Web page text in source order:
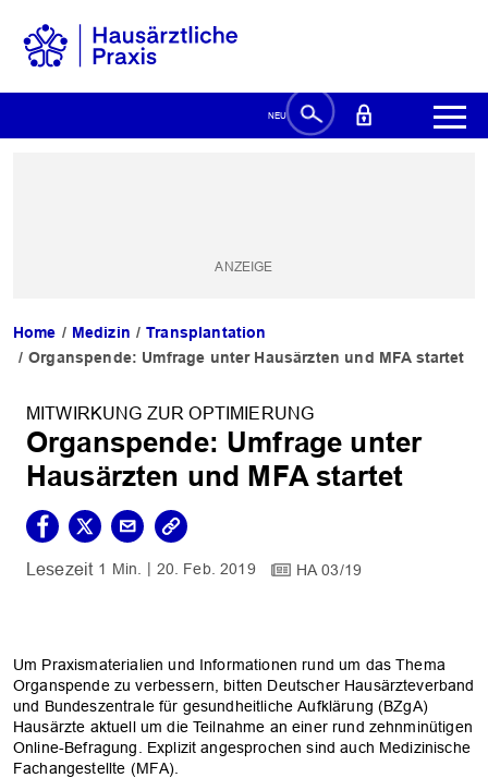
Home Medizin
Transplantation
Organspende: Umfrage unter Hausärzten und MFA startet
MITWIRKUNG ZUR OPTIMIERUNG
Organspende: Umfrage unter
Hausärzten und MFA startet
1 Min. 20. Feb. 2019 HA 03/19
Um Praxismaterialien und Informationen rund um das Thema
Organspende zu verbessern, bitten Deutscher Hausärzteverband
und Bundeszentrale für gesundheitliche Aufklärung (BZgA)
Hausärzte aktuell um die Teilnahme an einer rund zehnminütigen
Online-Befragung. Explizit angesprochen sind auch Medizinische
Fachangestellte (MFA).